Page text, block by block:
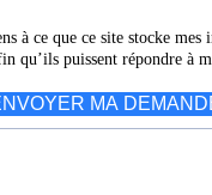
à ce que ce site stocke
qu’ils puissent répondre à
MA